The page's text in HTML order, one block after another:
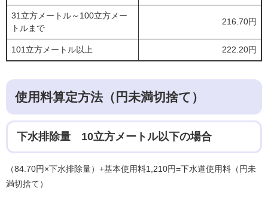
31立方メートル～100立方メー
トルまで
216.70円
101立方メートル以上 222.20円
使用料算定方法（円未満切捨て）
下水排除量 10立方メートル​以下の場合
（84.70円×下水排除量）+基本使用料1,210円=下水道使用料（円未
満切捨て）